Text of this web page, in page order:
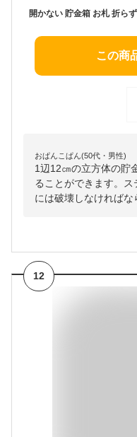
この商
おぱんこぱん(50代・男性)
1辺12㎝の立方体の貯
ることができます。
には破壊しなければな
12